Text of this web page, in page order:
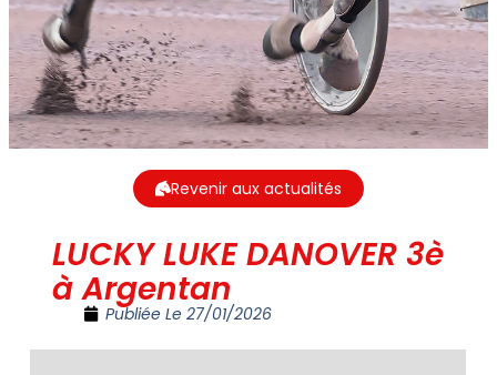
Revenir aux actualités
LUCKY LUKE DANOVER 3è
à Argentan
Publiée Le 27/01/2026